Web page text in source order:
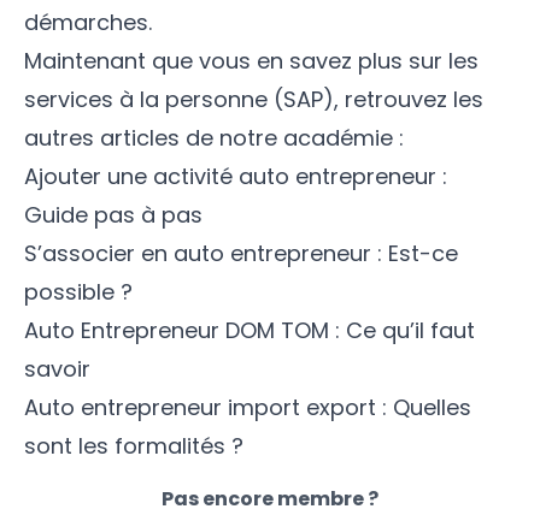
démarches.
Maintenant que vous en savez plus sur les
services à la personne (SAP), retrouvez les
autres articles de notre académie :
Ajouter une activité auto entrepreneur :
Guide pas à pas
S’associer en auto entrepreneur : Est-ce
possible ?
Auto Entrepreneur DOM TOM : Ce qu’il faut
savoir
Auto entrepreneur import export : Quelles
sont les formalités ?
Pas encore membre ?